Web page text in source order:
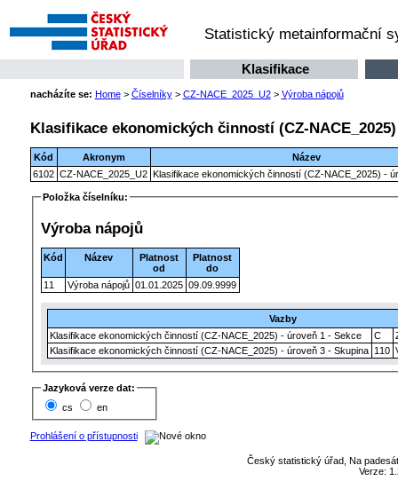
Statistický metainformační
Klasifikace
nacházíte se: Home> Číselníky> CZ-NACE_2025_U2> Výroba nápojů
Klasifikace ekonomických činností (CZ-
Kód Akronym
Název
6102 CZ-NACE_2025_U2 Klasifikace ekonomických činností (CZ-NACE_2025) -
Položka číselníku:
Výroba nápojů
Kód Název
Platnost
od
Platnost
do
11
Výroba nápojů 01.01.2025 09.09.9999
Vazby
Klasifikace ekonomických činností (CZ-NACE_2025) - úroveň 1 - Sekce
C
Klasifikace ekonomických činností (CZ-NACE_2025) - úroveň 3 - Skupina 110
Jazyková verze dat:
cs
en
Prohlášení o přístupnosti
Český statistický úřad, Na
Verze: